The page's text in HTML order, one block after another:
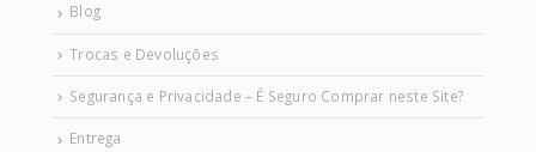
Blog
Trocas e Devoluções
Segurança e Privacidade – É Seguro Comprar neste Site?
Entrega